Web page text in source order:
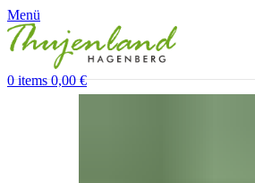
Menü
0items 0,00€